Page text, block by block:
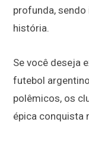
profunda,
história.
Se você deseja
futebol
polêmicos, os
épica conquista